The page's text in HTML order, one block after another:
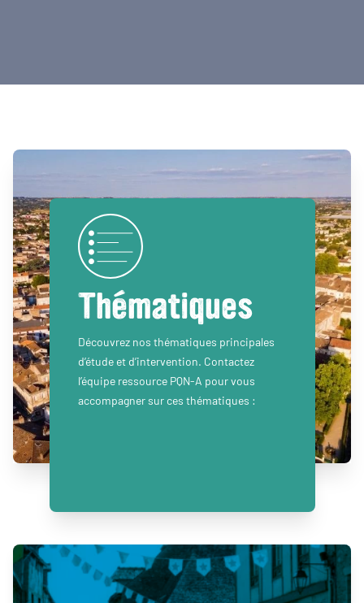
Thématiques
Découvrez nos thématiques principales
d’étude et d’intervention. Contactez
l’équipe ressource PQN-A pour vous
accompagner sur ces thématiques :